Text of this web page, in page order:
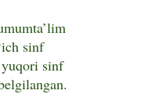
sinf
sinf